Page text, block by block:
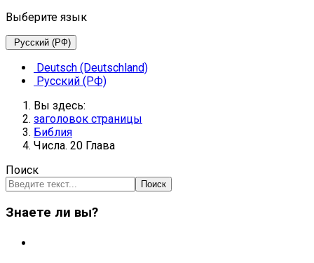
Выберите язык
Русский (РФ)
Deutsch (Deutschland)
Русский (РФ)
Вы здесь:
заголовок страницы
Библия
Числа. 20 Глава
Поиск
Поиск
Знаете ли вы?